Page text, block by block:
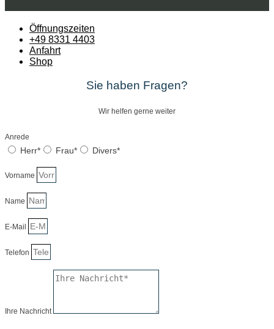
Öffnungszeiten
+49 8331 4403
Anfahrt
Shop
Sie haben Fragen?
Wir helfen gerne weiter
Anrede
Herr* Frau* Divers*
Vorname
Name
E-Mail
Telefon
Ihre Nachricht